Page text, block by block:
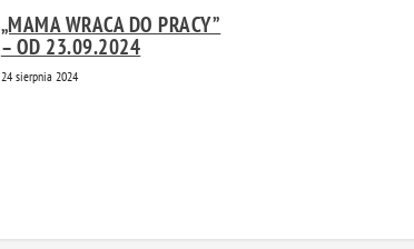
„MAMA WRACA DO PRACY”
– OD 23.09.2024
24 sierpnia 2024